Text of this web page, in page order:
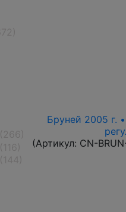
Бруней 2005 г.
(Артикул: CN-